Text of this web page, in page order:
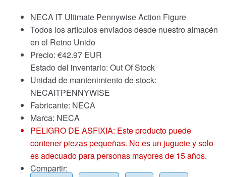
NECA IT Ultimate Pennywise Action Figure
Todos los artículos enviados desde nuestro almacén
en el Reino Unido
Precio: €42.97 EUR
Estado del inventario: Out Of Stock
Unidad de mantenimiento de stock:
NECAITPENNYWISE
Fabricante: NECA
Marca: NECA
PELIGRO DE ASFIXIA: Este producto puede
contener piezas pequeñas. No es un juguete y solo
es adecuado para personas mayores de 15 años.
Compartir: